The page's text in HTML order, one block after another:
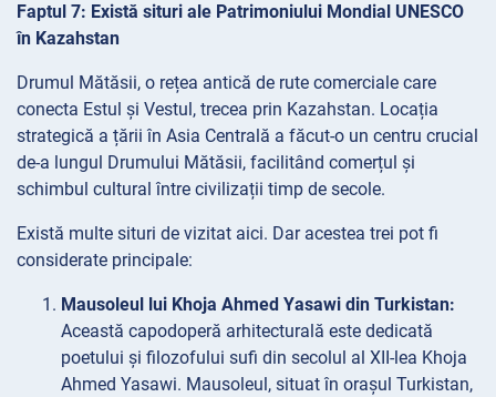
Faptul 7: Există situri ale Patrimoniului Mondial UNESCO
în Kazahstan
Drumul Mătăsii, o rețea antică de rute comerciale care
conecta Estul și Vestul, trecea prin Kazahstan. Locația
strategică a țării în Asia Centrală a făcut-o un centru crucial
de-a lungul Drumului Mătăsii, facilitând comerțul și
schimbul cultural între civilizații timp de secole.
Există multe situri de vizitat aici. Dar acestea trei pot fi
considerate principale:
Mausoleul lui Khoja Ahmed Yasawi din Turkistan:
Această capodoperă arhitecturală este dedicată
poetului și filozofului sufi din secolul al XII-lea Khoja
Ahmed Yasawi. Mausoleul, situat în orașul Turkistan,